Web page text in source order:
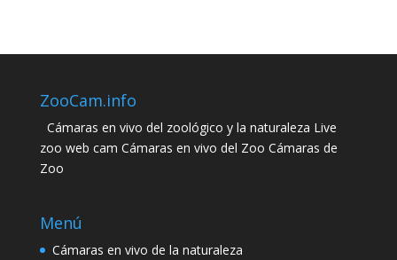
ZooCam.info
Cámaras en vivo del zoológico y la naturaleza Live
zoo web cam Cámaras en vivo del Zoo Cámaras de
Zoo
Menú
Cámaras en vivo de la naturaleza